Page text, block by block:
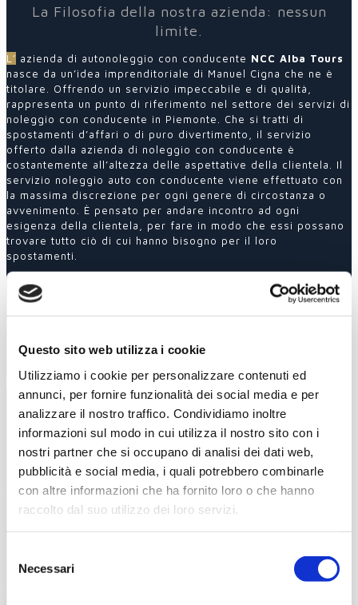
Questo sito web utilizza i cookie
Utilizziamo i cookie per personalizzare contenuti ed
annunci, per fornire funzionalità dei social media e per
analizzare il nostro traffico. Condividiamo inoltre
informazioni sul modo in cui utilizza il nostro sito con i
nostri partner che si occupano di analisi dei dati web,
pubblicità e social media, i quali potrebbero combinarle
con altre informazioni che ha fornito loro o che hanno
raccolto dal suo utilizzo dei loro servizi.
delNecessari
La Filosofia della nostra azienda: nessun
limite.
L’ azienda di autonoleggio con conducente NCC Alba Tours
nasce da un’idea imprenditoriale di Manuel Cigna che ne è
titolare. Offrendo un servizio impeccabile e di qualità,
rappresenta un punto di riferimento nel settore dei servizi di
noleggio con conducente in Piemonte. Che si tratti di
spostamenti d’affari o di puro divertimento, il servizio
offerto dalla azienda di noleggio con conducente è
costantemente all’altezza delle aspettative della clientela. Il
servizio noleggio auto con conducente viene effettuato con
la massima discrezione per ogni genere di circostanza o
avvenimento. È pensato per andare incontro ad ogni
esigenza della clientela, per fare in modo che essi possano
trovare tutto ciò di cui hanno bisogno per il loro
spostamenti.
Inoltre,
, offre soluzioni personalizzate per
cerimonie, matrimoni e Langhe tours stipulando anche
mettendo in campo serietà, passione e dedizione.
vunque, in qualsiasi momento, 7 giorni su 7, 365 giorni
l’anno, a Vostra disposizione.
Servizi offerti:
Arrivi e Partenze, Trasferte di Lavoro, Trasferimenti
per Fiere in Italia e all’estero, Accoglienza clienti e